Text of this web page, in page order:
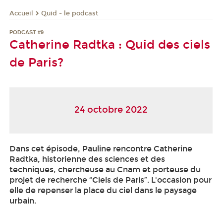
Accueil Quid - le podcast
PODCAST #9
Catherine Radtka : Quid des ciels
de Paris?
24 octobre 2022
Dans cet épisode, Pauline rencontre Catherine
Radtka, historienne des sciences et des
techniques, chercheuse au Cnam et porteuse du
projet de recherche “Ciels de Paris”. L'occasion pour
elle de repenser la place du ciel dans le paysage
urbain.